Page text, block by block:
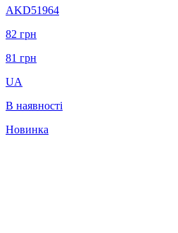
AKD51964
82 грн
81 грн
UA
В наявності
Новинка